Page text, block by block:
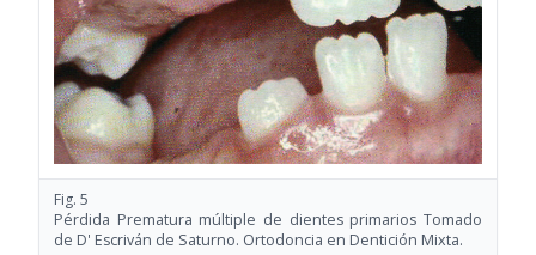
Fig. 5
Pérdida Prematura múltiple de dientes primarios Tomado
de D' Escriván de Saturno. Ortodoncia en Dentición Mixta.